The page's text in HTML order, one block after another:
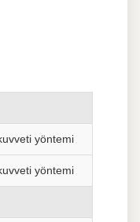
yöntemi
yöntemi